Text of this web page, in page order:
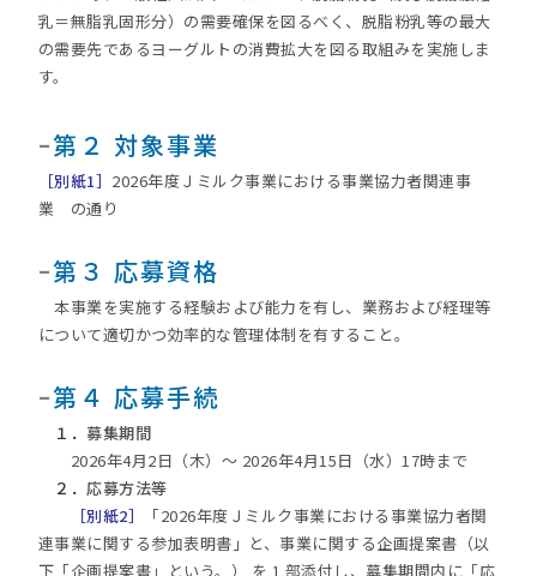
乳＝無脂乳固形分）の需要確保を図るべく、脱脂粉乳等の最大
の需要先であるヨーグルトの消費拡大を図る取組みを実施しま
す。
ｰ第２ 対象事業
［別紙1］ 2026年度Ｊミルク事業における事業協力者関連事
業 の通り
ｰ第３ 応募資格
本事業を実施する経験および能力を有し、業務および経理等
について適切かつ効率的な管理体制を有すること。
ｰ第４ 応募手続
１． 募集期間
2026年4月2日（木）～ 2026年4月15日（水）17時まで
２．応募方法等
［別紙2］
「2026年度Ｊミルク事業における事業協力者関
連事業に関する参加表明書」と、事業に関する企画提案書（以
下「企画提案書」という。） を 1 部添付し、募集期間内に「応